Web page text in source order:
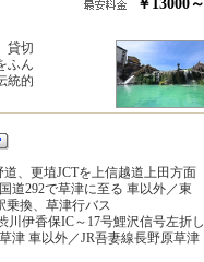
￥13000～
貸切
ふん
統的
、更埴JCTを上信越道上田方面
道292で草津に至る 車以外／東
乗換、草津行バス
川伊香保IC～17号鯉沢信号左折し
津 車以外／JR吾妻線長野原草津